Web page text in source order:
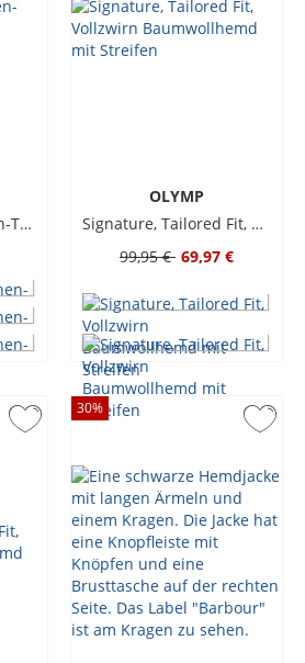
Sommerliches Leinen-Tunikahemd mit Variokragen
OLYMP
Signature, Tailored Fit, Vollzwirn Baumwollhemd mit Streifen
99,95 € 69,97 €
30%